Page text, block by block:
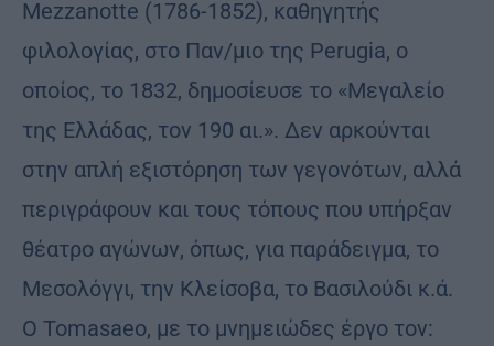
Mezzanotte (1786-1852), καθηγητής
φιλολογίας, στο Παν/μιο της Perugia, ο
οποίος, το 1832, δημοσίευσε το «Μεγαλείο
της Ελλάδας, τον 190 αι.». Δεν αρκούνται
στην απλή εξιστόρηση των γεγονότων, αλλά
περιγράφουν και τους τόπους που υπήρξαν
θέατρο αγώνων, όπως, για παράδειγμα, το
Μεσολόγγι, την Κλείσοβα, το Βασιλούδι κ.ά.
Ο Tomasaeo, με το μνημειώδες έργο τον: